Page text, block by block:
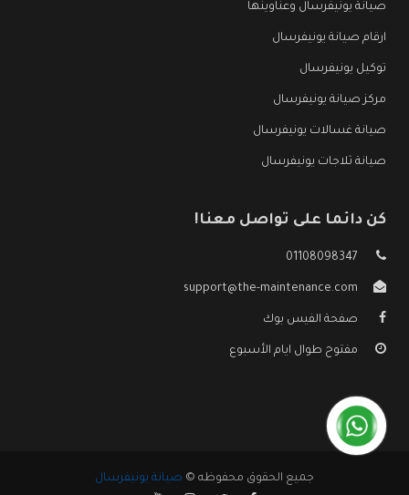
صيانة يونيفرسال وعناوينها
ارقام صيانة يونيفرسال
توكيل يونيفرسال
مركز صيانة يونيفرسال
صيانة غسالات يونيفرسال
صيانة ثلاجات يونيفرسال
كن دائما على تواصل معنا!
01108098347
support@the-maintenance.com
صفحة الفيس بوك
مفتوح طوال ايام الأسبوع
جميع الحقوق محفوظه © صيانة يونيفرسال